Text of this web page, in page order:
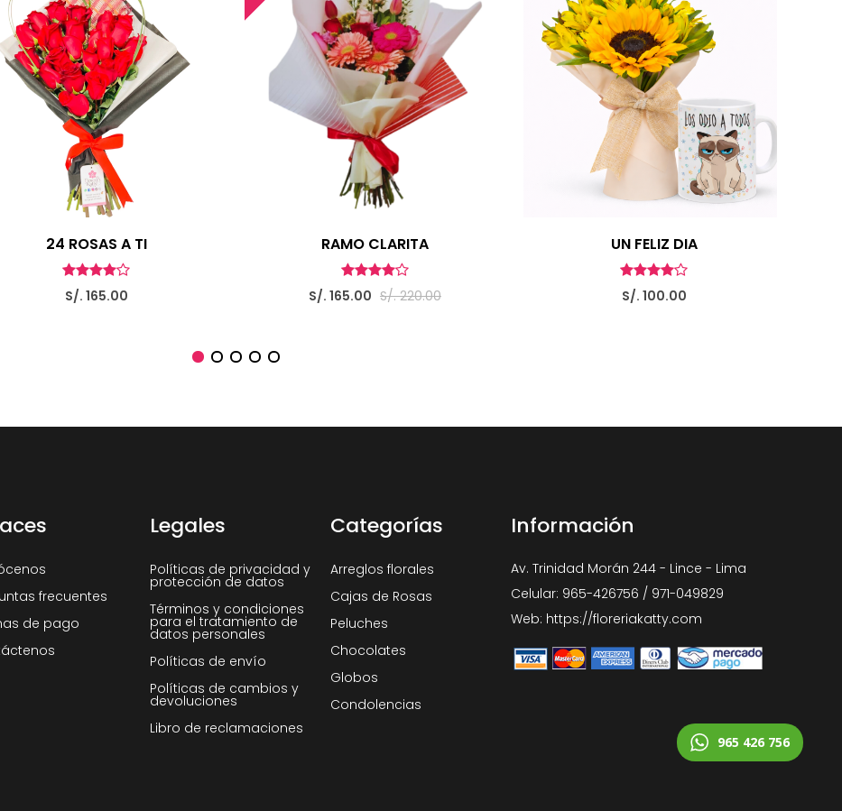
24 ROSAS A TI
S/. 165.00
RAMO CLARITA
S/. 165.00 S/. 220.00
UN FELIZ DIA
S/. 100.00
frecuentes
de pago
Legales
Políticas de privacidad y
protección de datos
Términos y condiciones
para el tratamiento de
datos personales
Políticas de envío
Políticas de cambios y
devoluciones
Libro de reclamaciones
Categorías
Arreglos florales
Cajas de Rosas
Peluches
Chocolates
Globos
Condolencias
Información
Av. Trinidad Morán 244 - Lince - Lima
Celular: 965-426756 / 971-049829
Web: https://floreriakatty.com
965 426 756